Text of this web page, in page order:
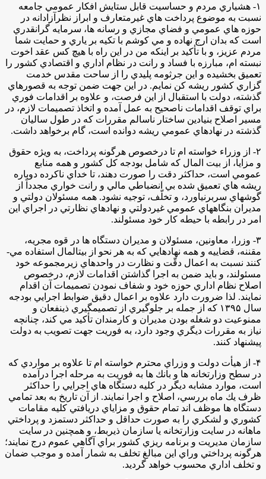
۱- هشياري مردم و حساسيت قابل ستايش افكار عمومي جامعه
نسبت به موضوع پرداخت هاي غيرمتعارف و ابراز نظرآزادانه در
حوزه هاي عمومي و فضاي مجازي و رسانه ‌ها، سرمايه گرانقدري
است كه بدان ارج نهاده و مي كوشم با تكيه بر ياري و حمايت شما
مردم عزيز، و با تأكيد بر اينكه من در اين راه با هيچ كس عقد اخوت
نبسته ام، مبارزه با فساد و رانت در نظام اداري و اقتصادي كشور را
تعميق بخشيده و اين جرثومه پليدي را از ساحت مقدس خدمت
گزاري كشور ريشه كن نمايم. در اين جهت ضمن توجه به قصورهاي
گذشته، دولت با استقبال از اين فرصت، و علاوه بر اقدامات فوري
براي توقف اقدامات ناصحيح به عمل آمده و اتخاذ تصميمات لازم، در
مسير اصلاح بنيادين ساختار ناسالم مقررات كه در طول ساليان
گذشته در نهادهاي عمومي ريشه دوانده است، گام برخواهد داشت.
۲- از وزراء خواسته ‌ام تا درخصوص هرگونه پرداخت، به ويژه حقوق
و مزايا، از بيت المال كه شامل بودجه كل كشور و همه منابع
عمومي است، حداكثر دقت را صورت دهند، تا خداي ناكرده دوباره
ريشه هاي تعميق شده بي انضباطي مالي و رانت خواري مجدداً از
گوشه­اي سربرنياورد، و تخلّف، توجيه نشود. همه مسئولان دولتي و
مديران بنگاه­هاي عمومي غيردولتي و نهادهاي نظارتي در اجراي اين
امر در رابطه با حيطه كار خود مسئولند.
۳- وزرا، معاونين، مسئولان و مديران دستگاه ها در قوه مجريه،
مقننه، قضاييه و همه نهادهايي كه به هر نحو از بيت­المال استفاده مي‌­
كنند نسبت به اعمال دقّت و نظارت در واحدهاي زيرمجموعه خود
مسئولند، و بايد ضمن به اجرا گذاشتن اقدامات لازم، درخصوص
اصلاح نظام اداري حوزه خود و شفاف نمودن تصميمات آن اقدام
نمايند. لذا ضرورت دارد علاوه بر اعمال دقيق ضوابط اجرايي بودجه
سال ۱۳۹۵ كه از جمله بر جلوگيري از تصميم­گيري ذينفعان و
ممنوعيت دو شغله بودن مديران و كارمندان تأكيد مي‌ كند، چنانچه
نياز به مقررات ديگري وجود دارد، به فوريت جهت تصويب به دولت
پيشنهاد كنند.
۴- از هيأت دولت و وزراي محترم خواسته ام تا علاوه بر مواردي كه
در سطح وزارتخانه ها و بانك ها به فوريت به مرحله اجرا درآمده
است، موارد مشابه ديگر در كليه دستگاه هاي اجرايي را حداكثر
ظرف يك ماه بررسي، اصلاح و اجرا نمايند. از آن تاريخ به بعد تمامي
دستگاه ‌ها موظف اند تمام حقوق و مزاياي دريافتي كليه مقامات
كشوري و لشكري را به صورت حداقل و حداكثر دستمزد و پرداختي
ماهانه در سايت وزارتخانه يا سازمان ذيربط، و همچنين در سايت
سازمان مديريت و برنامه ريزي كشور براي آگاهي عموم درج نمايند؛
هرگونه پرداختي وراي اين مبالغ تخلف به شمار آمده و موجب ضمان
و تخلف اداري محسوب خواهد گرديد.